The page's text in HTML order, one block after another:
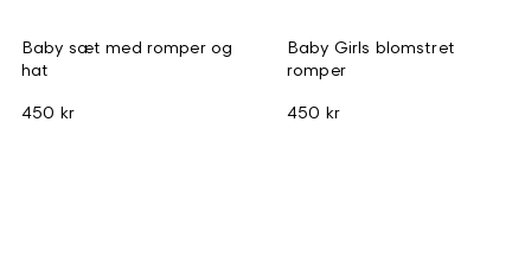
Baby sæt med romper og
hat
450 kr
Baby Girls blomstret
romper
450 kr